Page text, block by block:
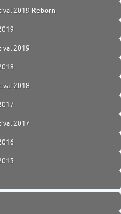
2019 Reborn
2019
2018
2017